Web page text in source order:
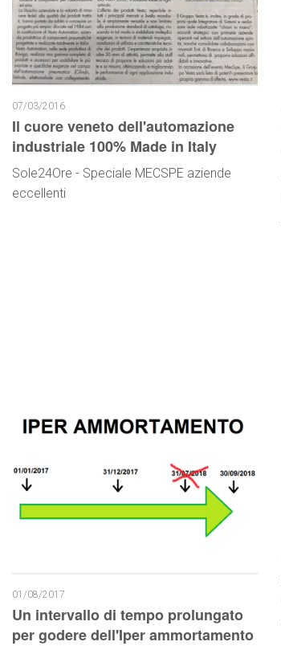
07/03/2016
Il cuore veneto dell'automazione
industriale 100% Made in Italy
Sole24Ore - Speciale MECSPE aziende
eccellenti
01/08/2017
Un intervallo di tempo prolungato
per godere dell'Iper ammortamento